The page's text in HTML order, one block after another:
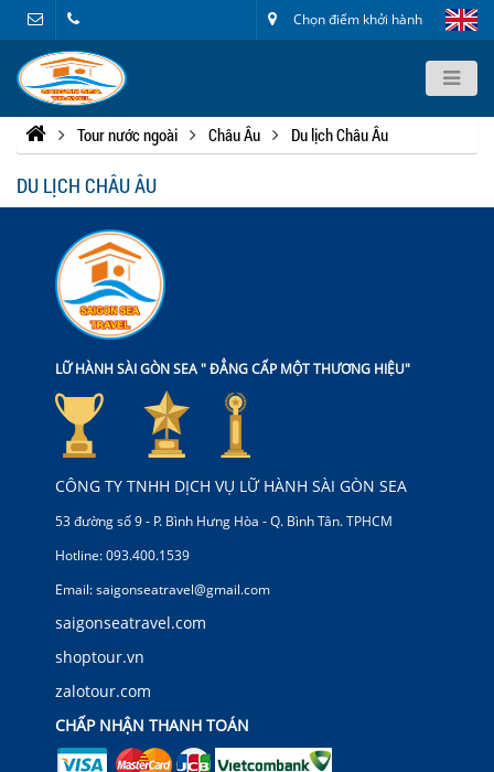
Chọn điểm khởi hành
Tour nước ngoài Châu Âu Du lịch Châu Âu
DU LỊCH CHÂU ÂU
LỮ HÀNH SÀI GÒN SEA " ĐẲNG CẤP MỘT THƯƠNG HIỆU"
CÔNG TY TNHH DỊCH VỤ LỮ HÀNH SÀI GÒN SEA
53 đường số 9 - P. Bình Hưng Hòa - Q. Bình Tân. TPHCM
Hotline: 093.400.1539
Email: saigonseatravel@gmail.com
saigonseatravel.com
shoptour.vn
zalotour.com
CHẤP NHẬN THANH TOÁN